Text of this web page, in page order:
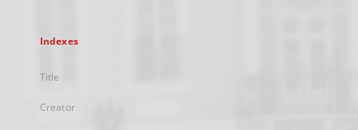
Indexes
Title
Creator